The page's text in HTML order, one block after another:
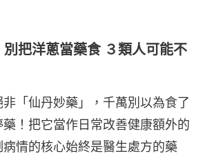
把洋蔥當藥食 ３類人可能不
「仙丹妙藥」，千萬別以為食了
！把它當作日常改善健康額外的
情的核心始終是醫生處方的藥